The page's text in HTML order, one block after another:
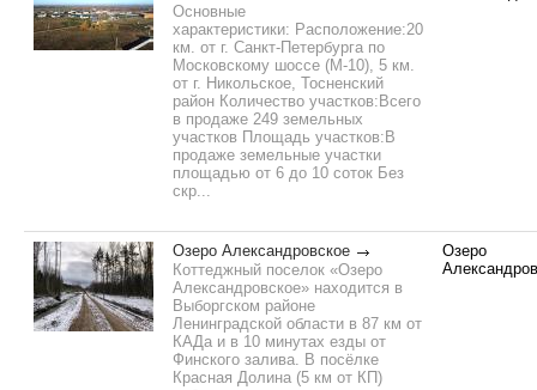
Основные
характеристики: Расположение:20
км. от г. Санкт-Петербурга по
Московскому шоссе (М-10), 5 км.
от г. Никольское, Тосненский
район Количество участков:Всего
в продаже 249 земельных
участков Площадь участков:В
продаже земельные участки
площадью от 6 до 10 соток Без
скр...
Озеро Александровское
Коттеджный поселок «Озеро
Александровское» находится в
Выборгском районе
Ленинградской области в 87 км от
КАДа и в 10 минутах езды от
Финского залива. В посёлке
Красная Долина (5 км от КП)
Озеро